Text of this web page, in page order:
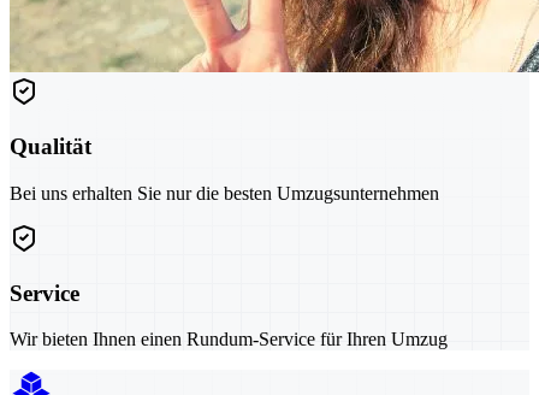
Qualität
Bei uns erhalten Sie nur die besten Umzugsunternehmen
Service
Wir bieten Ihnen einen Rundum-Service für Ihren Umzug